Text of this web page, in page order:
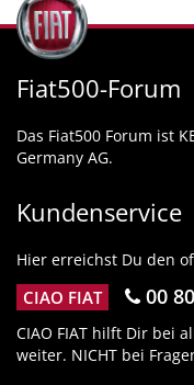
Fiat500-Forum
Das Fiat500 Forum ist
Germany AG.
Kundenservice
Hier erreichst Du den
CIAO FIAT 00
CIAO FIAT hilft Dir bei
weiter. NICHT bei